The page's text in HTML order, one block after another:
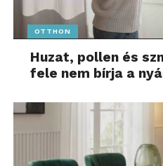
OTTHON
Huzat, pollen és
fele nem bírja a